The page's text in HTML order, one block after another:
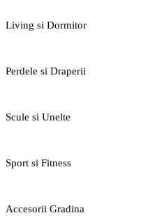
Living si Dormitor
Perdele si Draperii
Scule si Unelte
Sport si Fitness
Accesorii Gradina